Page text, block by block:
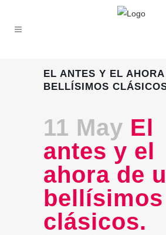
EL ANTES Y EL
BELLÍSIMOS
11 May El
antes y el
ahora de
bellísimos
clásicos.